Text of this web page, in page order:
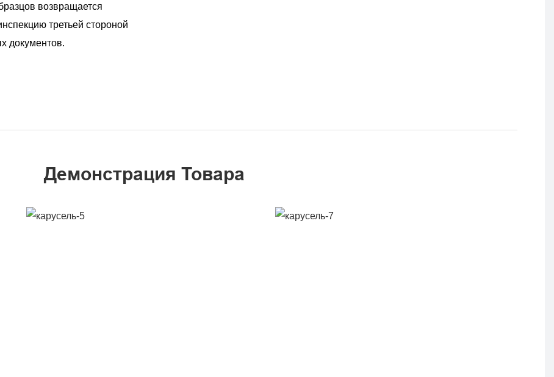
возвращается
третьей стороной
документов.
Демонстрация Товара